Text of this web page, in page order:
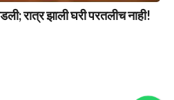
रात्र झाली घरी परतलीच नाही!